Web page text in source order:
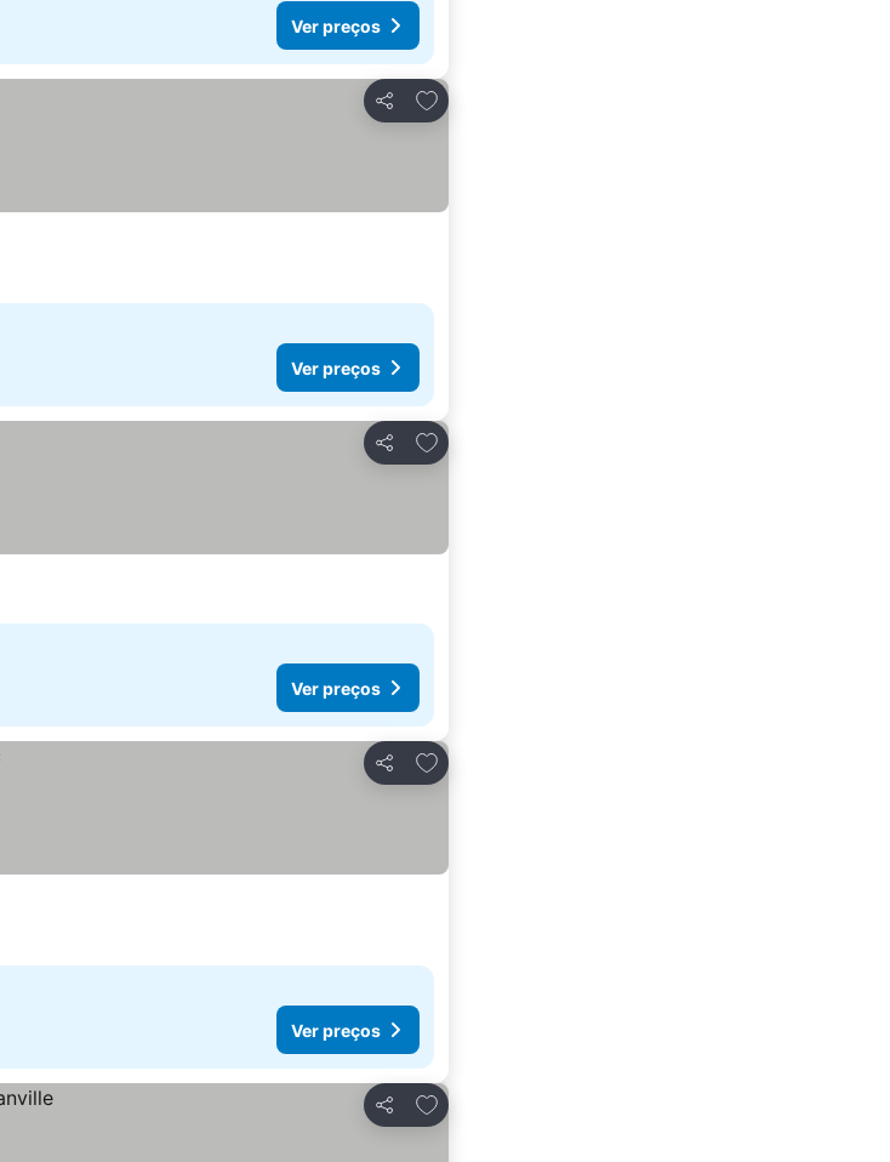
Ver preços
Partilhar
Adicionar aos favoritos
Ver preços
Partilhar
Adicionar aos favoritos
Ver preços
Partilhar
Adicionar aos favoritos
Ver preços
Partilhar
Adicionar aos favoritos